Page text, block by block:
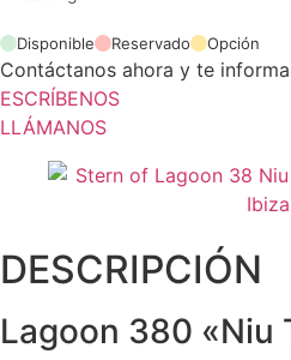
Disponible Reservado Opción
Contáctanos ahora y te
ESCRÍBENOS
LLÁMANOS
DESCRIPCIÓN
Lagoon 380 «Niu